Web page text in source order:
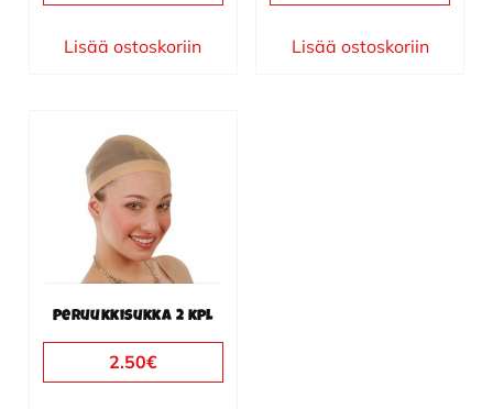
Lisää ostoskoriin Lisää ostoskoriin
Peruukkisukka 2 kpl
2.50€